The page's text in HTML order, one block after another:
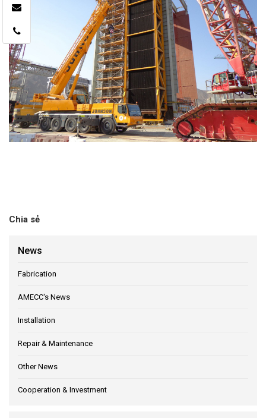
Chia sẻ
News
Fabrication
AMECC's News
Installation
Repair & Maintenance
Other News
Cooperation & Investment